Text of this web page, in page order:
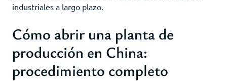
industriales a largo plazo.
Cómo abrir una planta de
producción en China:
procedimiento completo